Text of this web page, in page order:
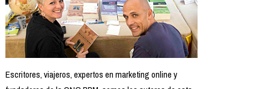
Escritores, viajeros, expertos en marketing online y